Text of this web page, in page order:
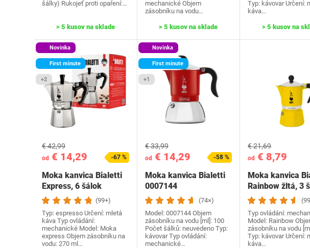
šálky) Rukojeť proti opaření:…
> 5 kusov na sklade
mechanické Objem
zásobníku na vodu…
> 5 kusov na sklade
Typ: kávovar Určení:
káva…
> 5 kusov na
Novinka
First minute
+2
od € 14,29
€ 42,99
-67 %
Moka kanvica Bialetti
Express, 6 šálok
(99+)
Typ: espresso Určení: mletá
káva Typ ovládání:
mechanické Model: Moka
express Objem zásobníku na
vodu: 270 ml…
Novinka
First minute
+1
od€ 14,29
€ 33,99
-58 %
Moka kanvica Bialetti
0007144
(74×)
Model: 0007144 Objem
zásobníku na vodu [ml]: 100
Počet šálků: neuvedeno Typ:
kávovar Typ ovládání:
mechanické…
od € 8,79
€ 21,69
Moka kanvica
Rainbow žltá, 3
Typ ovládání:
Model: Rainbow
zásobníku na vodu
Typ: kávovar Určení:
káva…